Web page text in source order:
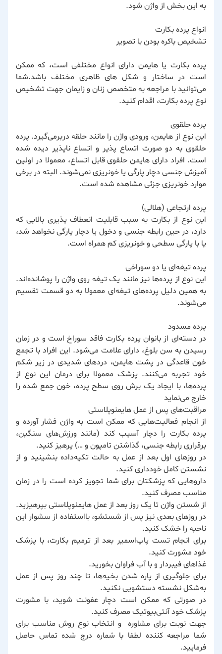
به این بخش از واژن شود.
انواع پرده بکارت
تشخیص باکره بودن با تصویر
پرده بکارت یا هایمن دارای انواع مختلفی است، که ممکن
است در ساختار و شکل های ظاهری مختلف باشد.شما
می‌توانید با مراجعه به متخصص زنان و زایمان جهت تشخیص
نوع پرده بکارت، اقدام کنید.
پرده حلقوی
این نوع از هایمن، ورودی واژن را مانند حلقه دربرمی‌گیرد. پرده
حلقوی به دو صورت اتساع پذیر و اتساع ناپذیر دیده شده
است. افراد دارای هایمن حلقوی قابل اتساع، معمولا در اولین
آمیزش جنسی دچار پارگی یا خونریزی نمی‌شوند. البته در برخی
موارد خونریزی جزئی مشاهده شده است.
پرده ارتجاعی (هلالی)
این نوع از بکارت به سبب قابلیت انعطاف پذیری بالایی که
دارد، در حین رابطه جنسی و دخول یا دچار پارگی نخواهد شد،
یا با پارگی سطحی و خونریزی کم همراه است.
پرده تیغه‌ای یا دو سوراخی
این نوع از پرده‌ها نیز مانند یک تیغه روی واژن را پوشانده‌اند.
به همین دلیل پرده‌های تیغه‌ای معمولا به دو قسمت تقسیم
می‌شوند.
پرده مسدود
در دسته‌ای از بانوان پرده بکارت فاقد سوراخ است و در زمان
رسیدن به سن بلوغ، دارای علامت می‌شود. این افراد با تجمع
خون قاعدگی در پشت هایمن، دردهای شدیدی در زیر شکم
خود تجربه می‌کنند. پزشک معمولا برای درمان این نوع از
پرده‌ها، با ایجاد یک برش روی سطح پرده، خون جمع شده را
خارج می‌نماید
مراقبت‌های پس از عمل ‌هایمنوپلاستی
از انجام فعالیت‌هایی که ممکن است به واژن فشار آورده و
پرده بکارت را دچار آسیب کند (مانند ورزش‌های سنگین،
برقراری رابطه جنسی، گذاشتن تامپون و …) پرهیز کنید.
در روزهای اول بعد از عمل به حالت تکیه‌داده بنشینید و از
نشستن کامل خودداری کنید.
داروهایی که پزشکتان برای شما تجویز کرده است را در زمان
مناسب مصرف کنید.
از شستن واژن تا یک روز بعد از عمل ‌هایمنوپلاستی بپرهیزید.
در روزهای بعدی نیز پس از شستشو، بااستفاده از سشوار این
ناحیه را خشک کنید.
برای انجام تست پاپ‌اسمیر بعد از ترمیم بکارت، با پزشک
خود مشورت کنید.
غذاهای فیبردار و با آب فراوان بخورید.
برای جلوگیری از پاره‌ شدن بخیه‌ها، تا چند روز پس از عمل
به‌شکل نشسته دستشویی نکنید.
در صورتی که ممکن است دچار عفونت شوید، با مشورت
پزشک خود آنتی‌بیوتیک مصرف کنید.
جهت نوبت برای مشاوره و انتخاب نوع روش مناسب برای
شما مراجعه کننده لطفا با شماره درج شده تماس حاصل
فرمایید.